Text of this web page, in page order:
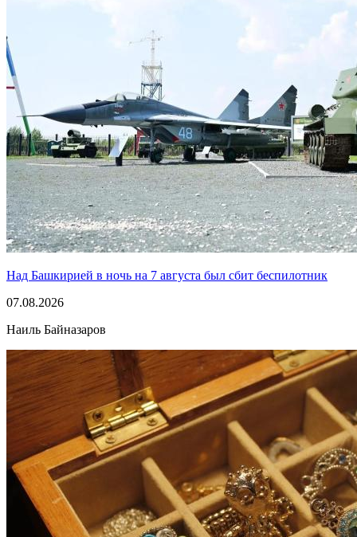
Над Башкирией в ночь на 7 августа был сбит беспилотник
07.08.2026
Наиль Байназаров